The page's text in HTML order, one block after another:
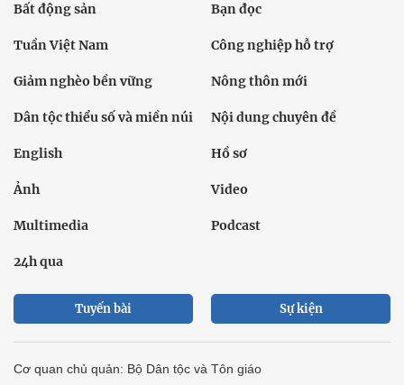
Bất động sản Bạn đọc
Tuần Việt Nam Công nghiệp hỗ trợ
Giảm nghèo bền vững Nông thôn mới
Dân tộc thiểu số và miền núi Nội dung chuyên đề
English Hồ sơ
Ảnh Video
Multimedia Podcast
24h qua
Tuyến bài Sự kiện
Cơ quan chủ quản: Bộ Dân tộc và Tôn giáo